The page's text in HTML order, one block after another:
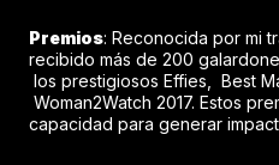
Premios: Reconocida por mi
recibido más de 200
los prestigiosos Effies, Best
Woman2Watch 2017. Estos
capacidad para generar